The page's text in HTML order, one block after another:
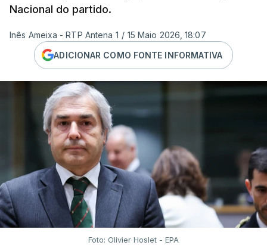
Nacional do partido.
Inês Ameixa - RTP Antena 1 / 15 Maio 2026, 18:07
ADICIONAR COMO FONTE INFORMATIVA
Foto: Olivier Hoslet - EPA